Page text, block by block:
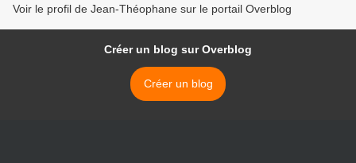
Voir le profil de Jean-Théophane sur le portail Overblog
Créer un blog sur Overblog
Créer un blog